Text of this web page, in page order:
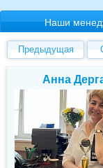
Наши
Предыдущая
Анна